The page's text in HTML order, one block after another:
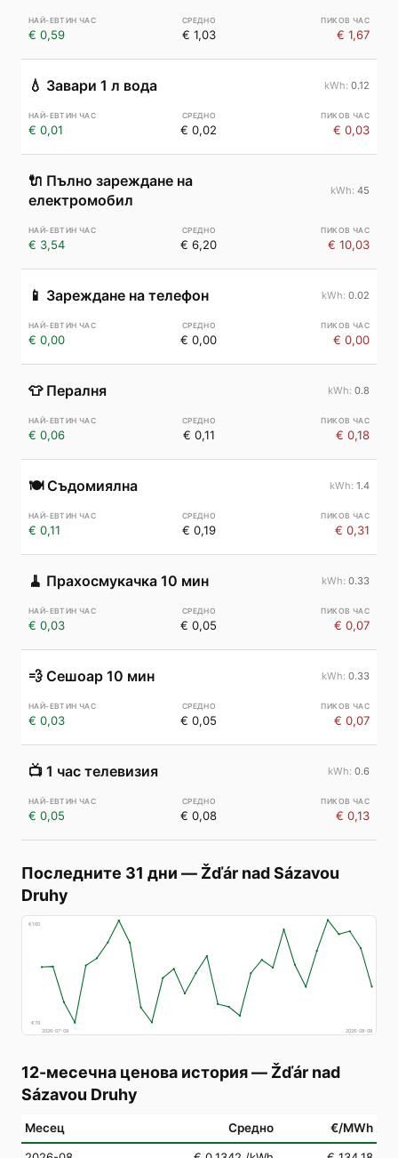
€ 0,59 € 1,03 € 1,67
💧 Завари 1 л вода 0.12
€ 0,01 € 0,02 € 0,03
🔌 Пълно зареждане на
електромобил
45
€ 3,54 € 6,20 € 10,03
📱 Зареждане на телефон 0.02
€ 0,00 € 0,00 € 0,00
👕 Пералня 0.8
€ 0,06 € 0,11 € 0,18
🍽️ Съдомиялна 1.4
€ 0,11 € 0,19 € 0,31
🧹 Прахосмукачка 10 мин 0.33
€ 0,03 € 0,05 € 0,07
💨 Сешоар 10 мин 0.33
€ 0,03 € 0,05 € 0,07
📺 1 час телевизия 0.6
€ 0,05 € 0,08 € 0,13
Последните 31 дни — Žďár nad Sázavou
Druhy
€160
€78
2026-07-09
2026-08-08
12-месечна ценова история— Žďár nad
Sázavou Druhy
Месец Средно €/MWh